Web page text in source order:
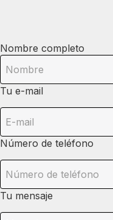
Nombre completo
Tu e-mail
Número de teléfono
Tu mensaje